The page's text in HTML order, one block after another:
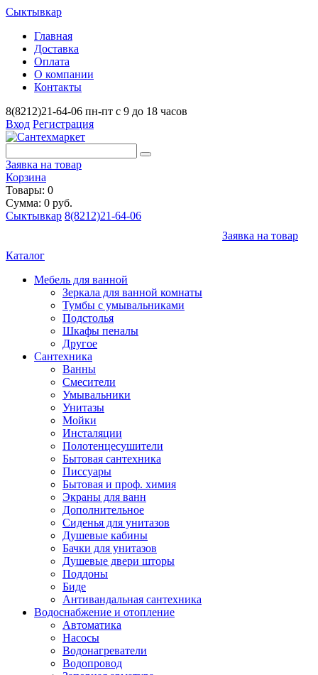
Сыктывкар
Главная
Доставка
Оплата
О компании
Контакты
8(8212)21-64-06 пн-пт с 9 до 18 часов
Вход Регистрация
Заявка на товар
Корзина
Товары: 0
Сумма: 0 руб.
Сыктывкар 8(8212)21-64-06
Заявка на товар
Каталог
Мебель для ванной
Зеркала для ванной комнаты
Тумбы с умывальниками
Подстолья
Шкафы пеналы
Другое
Сантехника
Ванны
Смесители
Умывальники
Унитазы
Мойки
Инсталяции
Полотенцесушители
Бытовая сантехника
Писсуары
Бытовая и проф. химия
Экраны для ванн
Дополнительное
Сиденья для унитазов
Душевые кабины
Бачки для унитазов
Душевые двери шторы
Поддоны
Биде
Антивандальная сантехника
Водоснабжение и отопление
Автоматика
Насосы
Водонагреватели
Водопровод